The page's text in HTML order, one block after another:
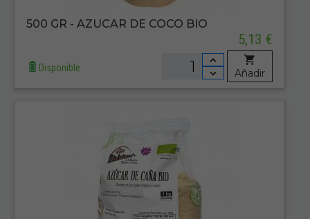
500 GR - AZUCAR DE COCO BIO
5,13 €
Disponible Añadir